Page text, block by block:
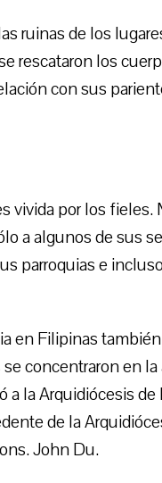
ruinas de los
rescataron los
con sus
vivida por los
a algunos de sus
parroquias e
en Filipinas
concentraron en
a la Arquidiócesis
de la
John Du.